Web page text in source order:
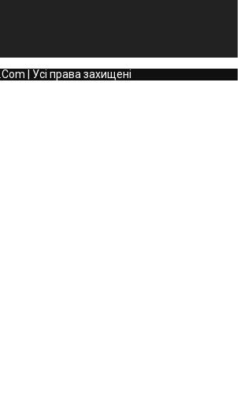
| Усі права захищені